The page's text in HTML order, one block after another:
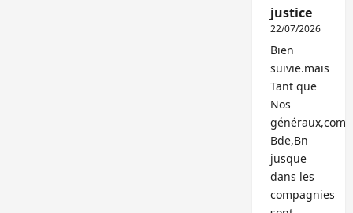
justice
22/07/2026
Bien
suivie.mais
Tant que
Nos
généraux,com
Bde,Bn
jusque
dans les
compagnies